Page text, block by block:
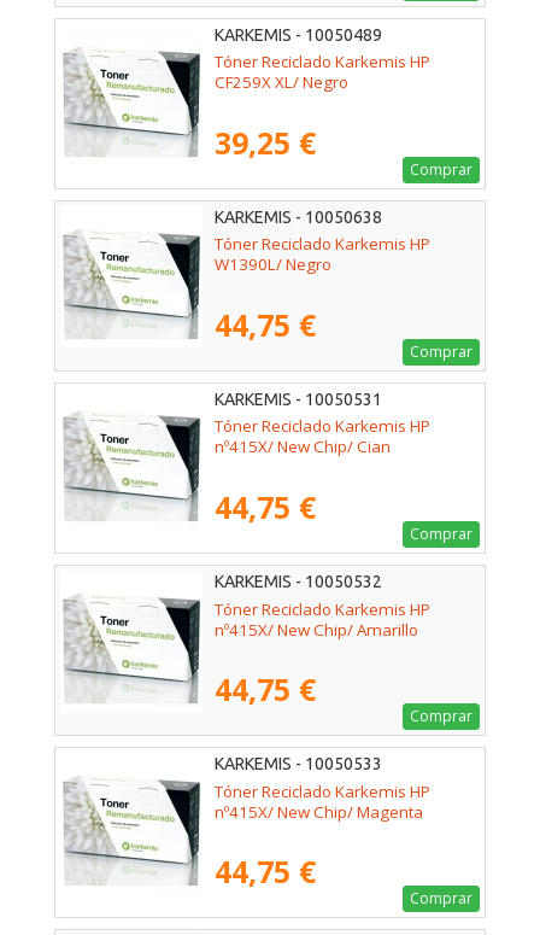
KARKEMIS - 10050489
Tóner Reciclado Karkemis HP
CF259X XL/ Negro
39,25 €
Comprar
KARKEMIS - 10050638
Tóner Reciclado Karkemis HP
W1390L/ Negro
44,75 €
Comprar
KARKEMIS - 10050531
Tóner Reciclado Karkemis HP
nº415X/ New Chip/ Cian
44,75 €
Comprar
KARKEMIS - 10050532
Tóner Reciclado Karkemis HP
nº415X/ New Chip/ Amarillo
44,75 €
Comprar
KARKEMIS - 10050533
Tóner Reciclado Karkemis HP
nº415X/ New Chip/ Magenta
44,75 €
Comprar